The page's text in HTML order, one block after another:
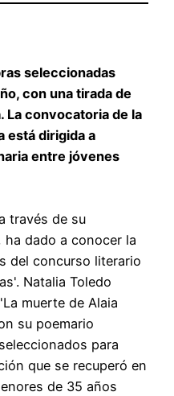
seleccionadas
con una tirada de
La convocatoria de la
está dirigida a
entre jóvenes
través de su
ha dado a conocer la
del concurso literario
Natalia Toledo
muerte de Alaia
su poemario
para
que se recuperó en
de 35 años